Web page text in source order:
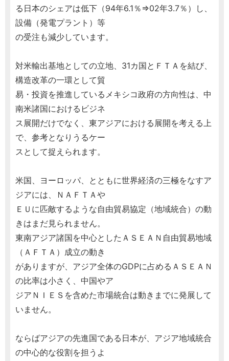
る日本のシェアは低下（94年6.1％⇒02年3.7％）し、
設備（発電プラント）等
の受注も減少しています。
対米輸出基地としての立地、31カ国とＦＴＡを結び、
構造改革の一環として貿
易・投資を推進しているメキシコ政府の方向性は、中
南米諸国におけるビジネ
ス展開だけでなく、東アジアにおける展開を考える上
で、参考となりうるケー
スとして捉えられます。
米国、ヨーロッパ、とともに世界経済の三極をなすア
ジアには、ＮＡＦＴＡや
ＥＵに匹敵するような自由貿易協定（地域統合）の動
きはまだ見られません。
東南アジア諸国を中心としたＡＳＥＡＮ自由貿易地域
（ＡＦＴＡ）成立の動き
がありますが、アジア全体のGDPに占めるＡＳＥＡＮ
の比率は小さく、中国やア
ジアＮＩＥＳを含めた市場統合は動きまでに発展して
いません。
ならばアジアの先進国である日本が、アジア地域統合
の中心的な役割を担うよ